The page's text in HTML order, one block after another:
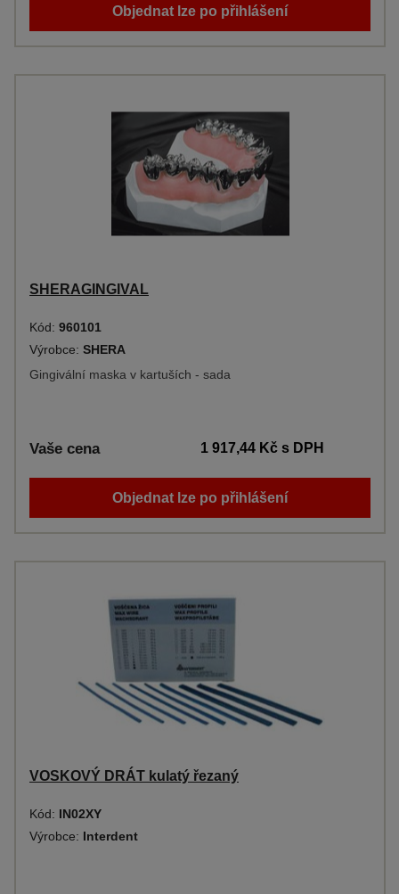
Objednat lze po přihlášení
SHERAGINGIVAL
Kód: 960101
Výrobce: SHERA
Gingivální maska v kartuších - sada
Vaše cena 1 917,44 Kčs DPH
Objednat lze po přihlášení
VOSKOVÝ DRÁT kulatý řezaný
Kód: IN02XY
Výrobce: Interdent